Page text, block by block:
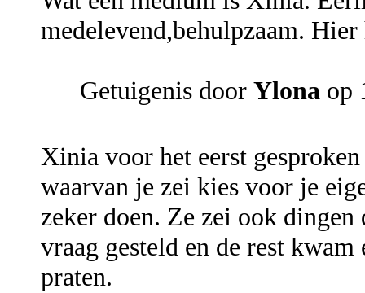
medelevend,behulpzaam.
Getuigenis door Ylona op
Xinia voor het eerst
waarvan je zei kies voor je
zeker doen. Ze zei ook
vraag gesteld en de rest
praten.